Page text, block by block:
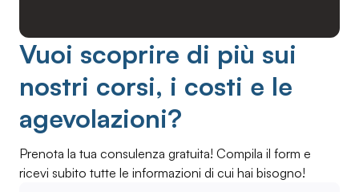
Vuoi scoprire di più sui
nostri corsi, i costi e le
agevolazioni?
Prenota la tua consulenza gratuita! Compila il form e
ricevi subito tutte le informazioni di cui hai bisogno!